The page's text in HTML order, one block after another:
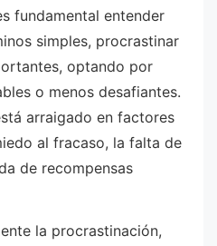
fundamental entender
simples, procrastinar
optando por
o menos desafiantes.
arraigado en factores
al fracaso, la falta de
de recompensas
la procrastinación,